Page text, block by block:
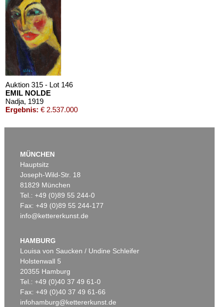
Auktion 315 - Lot 146
EMIL NOLDE
Nadja, 1919
Ergebnis: € 2.537.000
Auktion 479 - Lot 822
Ergebnis:€ 1.645.000
MÜNCHEN
Hauptsitz
Joseph-Wild-Str. 18
81829 München
Tel.: +49 (0)89 55 244-0
Fax: +49 (0)89 55 244-177
info@kettererkunst.de
HAMBURG
Louisa von Saucken / Undine Schleifer
Holstenwall 5
20355 Hamburg
Tel.: +49 (0)40 37 49 61-0
Fax: +49 (0)40 37 49 61-66
infohamburg@kettererkunst.de